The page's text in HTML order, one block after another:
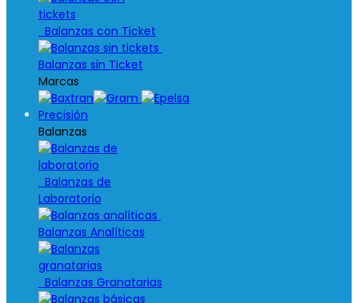
Balanzas con Ticket
Balanzas sin Ticket
Marcas
Precisión
Balanzas
Balanzas de
Laboratorio
Balanzas Analíticas
Balanzas Granatarias